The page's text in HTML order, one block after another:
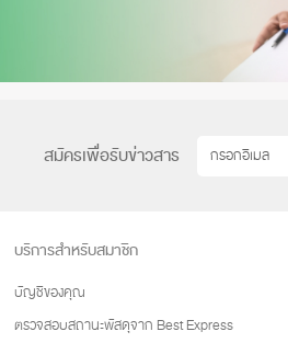
สมัครเพื่อรับข่าวสาร
บริการสำหรับสมาชิก
บัญชีของคุณ
ตรวจสอบสถานะพัสดุจาก Best Express